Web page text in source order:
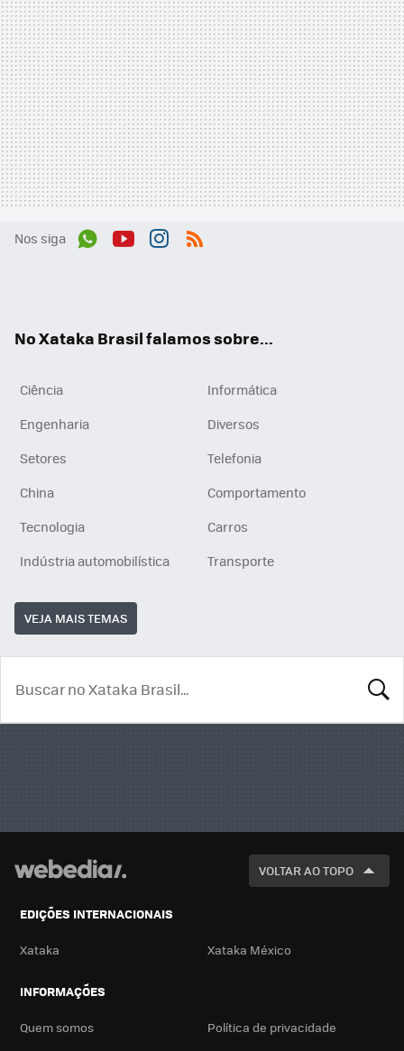
Nos siga
No Xataka Brasil falamos sobre...
Ciência
Informática
Engenharia
Diversos
Setores
Telefonia
China
Comportamento
Tecnologia
Carros
Indústria automobilística
Transporte
VEJA MAIS TEMAS
VOLTAR AO TOPO
EDIÇÕES INTERNACIONAIS
Xataka Xataka México
INFORMAÇÕES
Quem somos
Política de privacidade